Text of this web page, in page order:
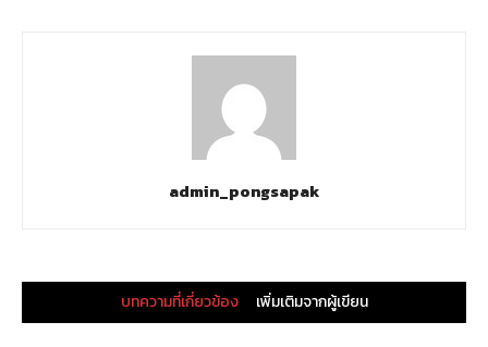
admin_pongsapak
บทความที่เกี่ยวข้อง เพิ่มเติมจากผู้เขียน